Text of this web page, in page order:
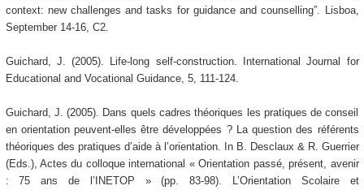
context: new challenges and tasks for guidance and counselling”. Lisboa,
September 14-16, C2.
Guichard, J. (2005). Life-long self-construction. International Journal for
Educational and Vocational Guidance, 5, 111-124.
Guichard, J. (2005). Dans quels cadres théoriques les pratiques de conseil
en orientation peuvent-elles être développées ? La question des référents
théoriques des pratiques d’aide à l’orientation. In B. Desclaux & R. Guerrier
(Eds.), Actes du colloque international « Orientation passé, présent, avenir
: 75 ans de l’INETOP » (pp. 83-98). L’Orientation Scolaire et